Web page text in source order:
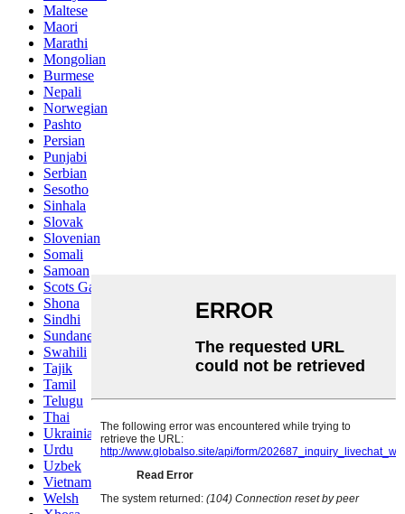
Maltese
Maori
Marathi
Mongolian
Burmese
Nepali
Norwegian
Pashto
Persian
Punjabi
Serbian
Sesotho
Sinhala
Slovak
Slovenian
Somali
Samoan
Scots Gaelic
Shona
Sindhi
Sundanese
Swahili
Tajik
Tamil
Telugu
Thai
Ukrainian
Urdu
Uzbek
Vietnamese
Welsh